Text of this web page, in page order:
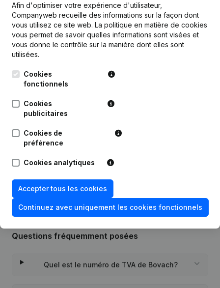
Marge brute € 180 742 €132 049 €110 552
Publications
Date Publication
14-07-2025
Siège Social - Modification Forme
Juridique
Rubrique Constitution (Nouvelle
Succursale, etc...)
Questions fréquemment posées
Quel est le numéro de TVA de Bovach?
Afin d'optimiser votre expérience d'utilisateur,
Companyweb recueille des informations sur la façon dont
vous utilisez ce site web. La politique en matière de cookies
vous permet de savoir quelles informations sont visées et
vous donne le contrôle sur la manière dont elles sont
utilisées.
Cookies
fonctionnels
Cookies
publicitaires
Cookies de
préférence
Cookies analytiques
Accepter tous les cookies
Continuez avec uniquement les cookies fonctionnels